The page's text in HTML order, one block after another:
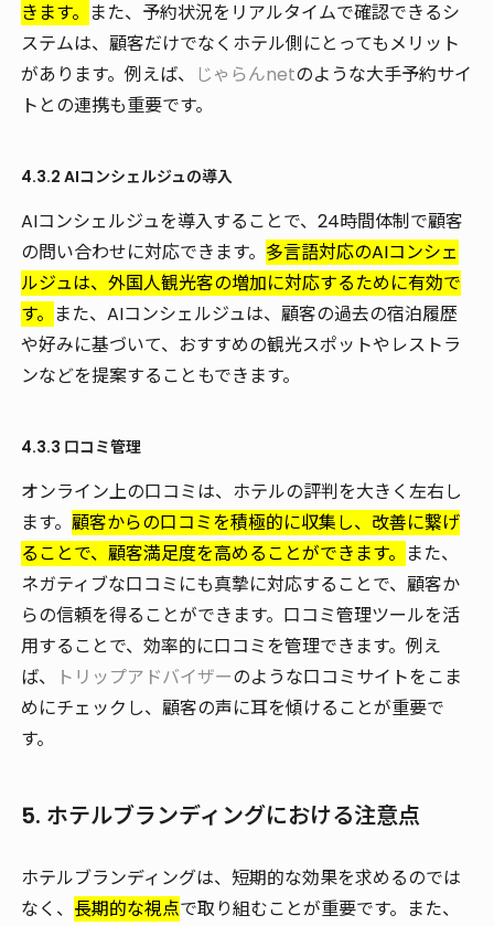
きます。 また、予約状況をリアルタイムで確認できるシ
ステムは、顧客だけでなくホテル側にとってもメリット
があります。例えば、 じゃらんnetのような大手予約サイ
トとの連携も重要です。
4.3.2 AIコンシェルジュの導入
AIコンシェルジュを導入することで、24時間体制で顧客
の問い合わせに対応できます。 多言語対応のAIコンシェ
ルジュは、外国人観光客の増加に対応するために有効で
す。 また、AIコンシェルジュは、顧客の過去の宿泊履歴
や好みに基づいて、おすすめの観光スポットやレストラ
ンなどを提案することもできます。
4.3.3 口コミ管理
オンライン上の口コミは、ホテルの評判を大きく左右し
ます。 顧客からの口コミを積極的に収集し、改善に繋げ
ることで、顧客満足度を高めることができます。 また、
ネガティブな口コミにも真摯に対応することで、顧客か
らの信頼を得ることができます。口コミ管理ツールを活
用することで、効率的に口コミを管理できます。例え
ば、
トリップアドバイザーのような口コミサイトをこま
めにチェックし、顧客の声に耳を傾けることが重要で
す。
5. ホテルブランディングにおける注意点
ホテルブランディングは、短期的な効果を求めるのでは
なく、 長期的な視点で取り組むことが重要です。また、